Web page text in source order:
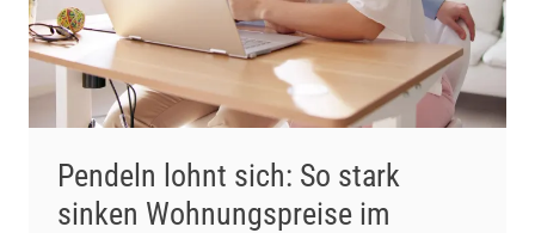
Pendeln lohnt sich: So stark
sinken Wohnungspreise im